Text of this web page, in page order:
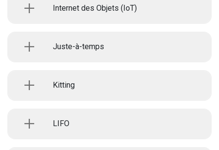
Internet des Objets (IoT)
Juste-à-temps
Kitting
LIFO